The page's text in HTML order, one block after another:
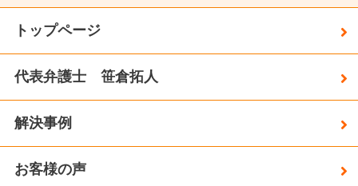
トップページ
代表弁護士 笹倉拓人
解決事例
お客様の声